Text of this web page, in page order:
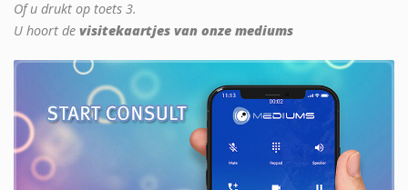
Of u drukt op toets 3.
U hoort de visitekaartjes van onze mediums